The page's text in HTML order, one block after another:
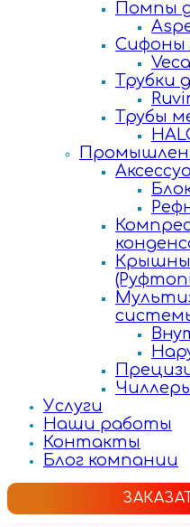
Помпы
Сифоны
Трубки
Трубы
Услуги
Наши работы
Контакты
Блог компании